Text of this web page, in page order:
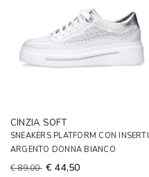
CINZIA SOFT
SNEAKERS PLATFORM CON INSERTI
ARGENTO DONNA BIANCO
€ 89,00 € 44,50